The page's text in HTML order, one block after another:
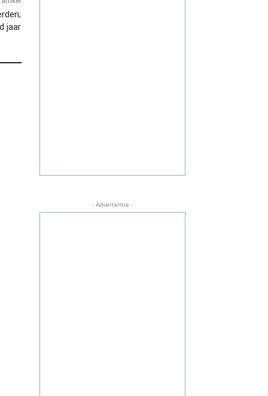
jaar
- Advertentie -